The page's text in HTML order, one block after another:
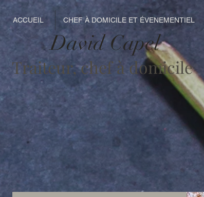
ACCUEIL CHEF À DOMICILE ET ÉVENEMENTIEL
David Capel
Traiteur, chef à domicile